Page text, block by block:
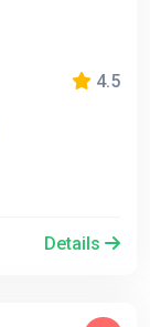
4.5
Details